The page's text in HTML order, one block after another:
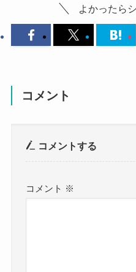
よかったら
コメント
コメントする
コメント ※